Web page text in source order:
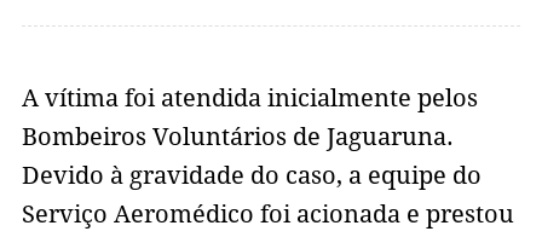
A vítima foi atendida inicialmente pelos
Bombeiros Voluntários de Jaguaruna.
Devido à gravidade do caso, a equipe do
Serviço Aeromédico foi acionada e prestou